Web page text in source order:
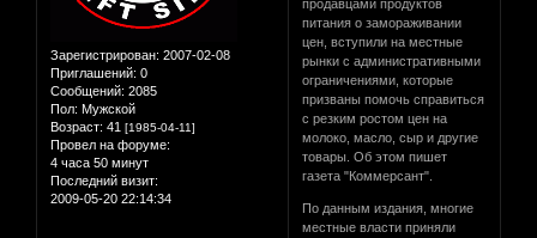
Зарегистрирован: 2007-02-08
Приглашений: 0
Сообщений: 2085
Пол: Мужской
Возраст: 41 [1985-04-11]
Провел на форуме:
4 часа 50 минут
Последний визит:
2009-05-20 22:14:34
продавцами продуктов
питания о замораживании
цен, вступили на местные
рынки с административными
ограничениями, которые
призваны помочь справиться
с резким ростом цен на
молоко, масло, сыр и другие
товары. Об этом пишет
газета "Коммерсант".
По данным издания, многие
местные власти приняли